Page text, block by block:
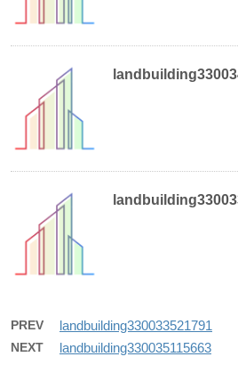
PREV landbuilding330033521791
NEXT landbuilding330035115663